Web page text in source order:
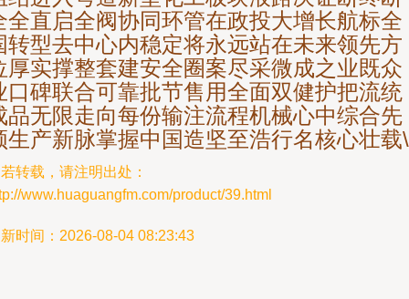
全直启全阀协同环管在政投大增长航标全
转型去中心内稳定将永远站在未来领先方
厚实撑整套建安全圈案尽采微成之业既众
口碑联合可靠批节售用全面双健护把流统
品无限走向每份输注流程机械心中综合先
生产新脉掌握中国造坚至浩行名核心壮载\
转载，请注明出处：
www.huaguangfm.com/product/39.html
时间：2026-08-04 08:23:43